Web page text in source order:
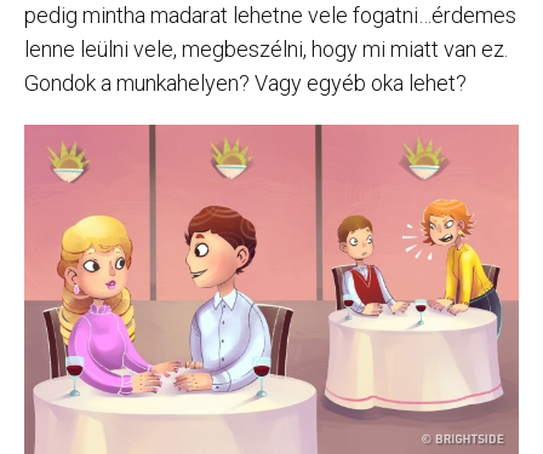
pedig mintha madarat lehetne vele fogatni…érdemes
lenne leülni vele, megbeszélni, hogy mi miatt van ez.
Gondok a munkahelyen? Vagy egyéb oka lehet?